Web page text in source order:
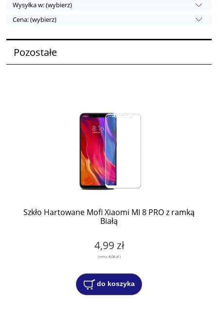
Wysyłka w: (wybierz)
Cena: (wybierz)
Pozostałe
Szkło Hartowane Mofi Xiaomi MI 8 PRO z ramką
Białą
4,99 zł
(netto: 4,06 zł)
do koszyka